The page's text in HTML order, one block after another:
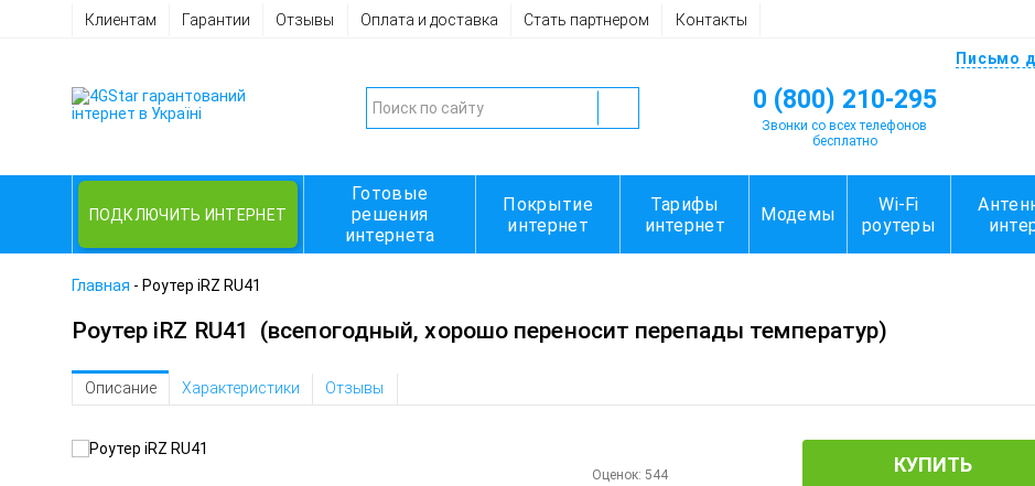
Клиентам Гарантии Отзывы Оплата и доставка Стать партнером Контакты
Письмо
0 (800) 210-295
Звонки со всех телефонов
бесплатно
ПОДКЛЮЧИТЬ ИНТЕРНЕТ
Готовые
решения
интернета
Покрытие
интернет
Тарифы
интернет
Модемы
Wi-Fi
роутеры
Главная - Роутер iRZ RU41
Роутер iRZ RU41 (всепогодный, хорошо переносит перепады температур)
Описание Характеристики Отзывы
Оценок: 544 КУПИТЬ